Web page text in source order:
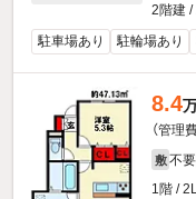
2階建 /
駐車場あり
駐輪場あり
8.4
（管理
敷 不要
1階 /